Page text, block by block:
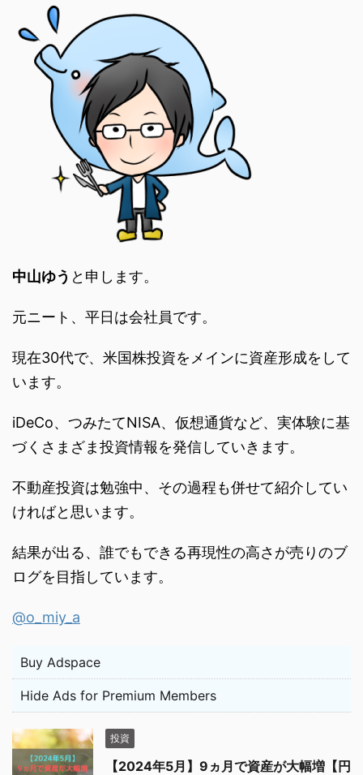
中山ゆう と申します。
元ニート、平日は会社員です。
現在30代で、米国株投資をメインに資産形成をして
います。
iDeCo、つみたてNISA、仮想通貨など、実体験に基
づくさまざま投資情報を発信していきます。
不動産投資は勉強中、その過程も併せて紹介してい
ければと思います。
結果が出る、誰でもできる再現性の高さが売りのブ
ログを目指しています。
@o_miy_a
Buy Adspace
Hide Ads for Premium Members
投資
【2024年5月】9ヵ月で資産が大幅増【円